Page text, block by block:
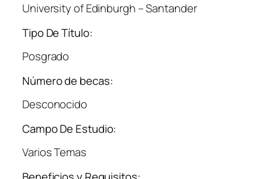
University of Edinburgh – Santander
Tipo De Título:
Posgrado
Número de becas:
Desconocido
Campo De Estudio:
Varios Temas